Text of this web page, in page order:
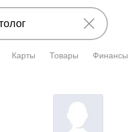
Карты Товары Финансы